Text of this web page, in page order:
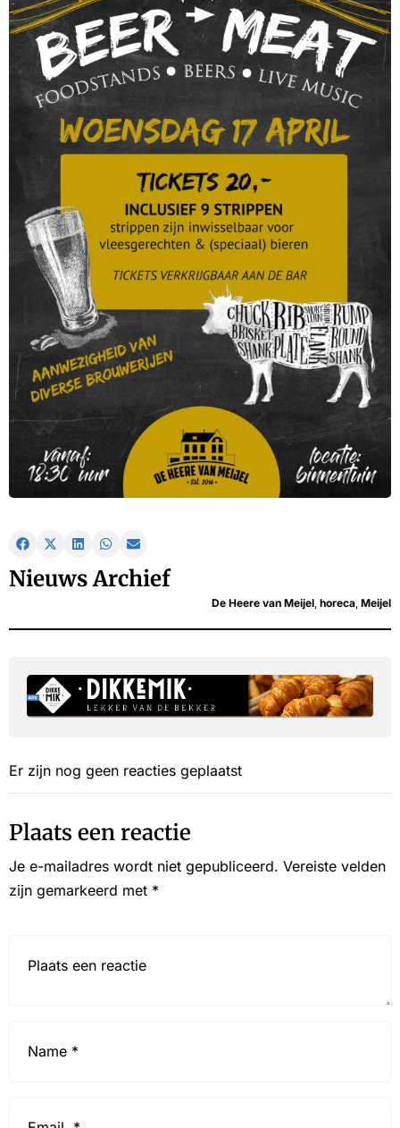
Nieuws Archief
De Heere van Meijel, horeca, Meijel
Er zijn nog geen reacties geplaatst
Plaats een reactie
Je e-mailadres wordt niet gepubliceerd. Vereiste velden
zijn gemarkeerd met *